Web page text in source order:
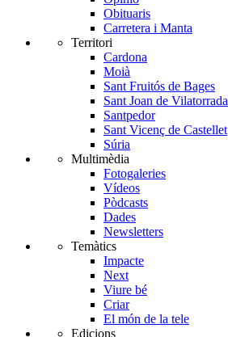
Obituaris
Carretera i Manta
Territori
Cardona
Moià
Sant Fruitós de Bages
Sant Joan de Vilatorrada
Santpedor
Sant Vicenç de Castellet
Súria
Multimèdia
Fotogaleries
Vídeos
Pòdcasts
Dades
Newsletters
Temàtics
Impacte
Next
Viure bé
Criar
El món de la tele
Edicions